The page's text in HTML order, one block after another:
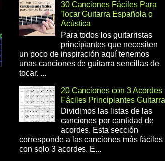
30 Canciones Fáciles Para
Tocar Guitarra Española o
Acústica
Para todos los guitarristas
principiantes que necesiten
un poco de inspiración aquí tenemos
unas canciones de guitarra sencillas de
tocar. ...
20 Canciones con 3 Acordes
Fáciles Principiantes Guitarra
Dividimos las listas de las
canciones por cantidad de
acordes. Esta sección
corresponde a las canciones más fáciles
con solo 3 acordes. E...